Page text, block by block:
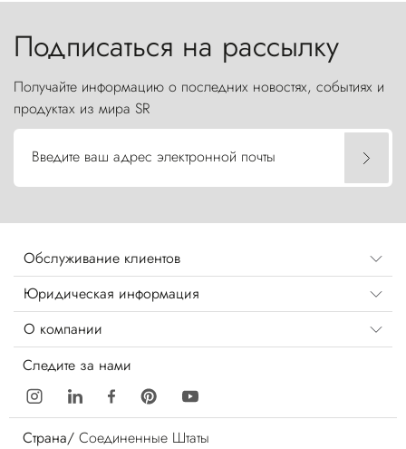
Подписаться на рассылку
Получайте информацию о последних новостях, событиях и
продуктах из мира SR
Введите ваш адрес электронной почты
Обслуживание клиентов
Юридическая информация
О компании
Следите за нами
Страна/ Соединенные Штаты